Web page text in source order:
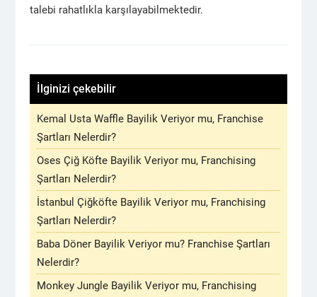
talebi rahatlıkla karşılayabilmektedir.
İlginizi çekebilir
Kemal Usta Waffle Bayilik Veriyor mu, Franchise
Şartları Nelerdir?
Oses Çiğ Köfte Bayilik Veriyor mu, Franchising
Şartları Nelerdir?
İstanbul Çiğköfte Bayilik Veriyor mu, Franchising
Şartları Nelerdir?
Baba Döner Bayilik Veriyor mu? Franchise Şartları
Nelerdir?
Monkey Jungle Bayilik Veriyor mu, Franchising